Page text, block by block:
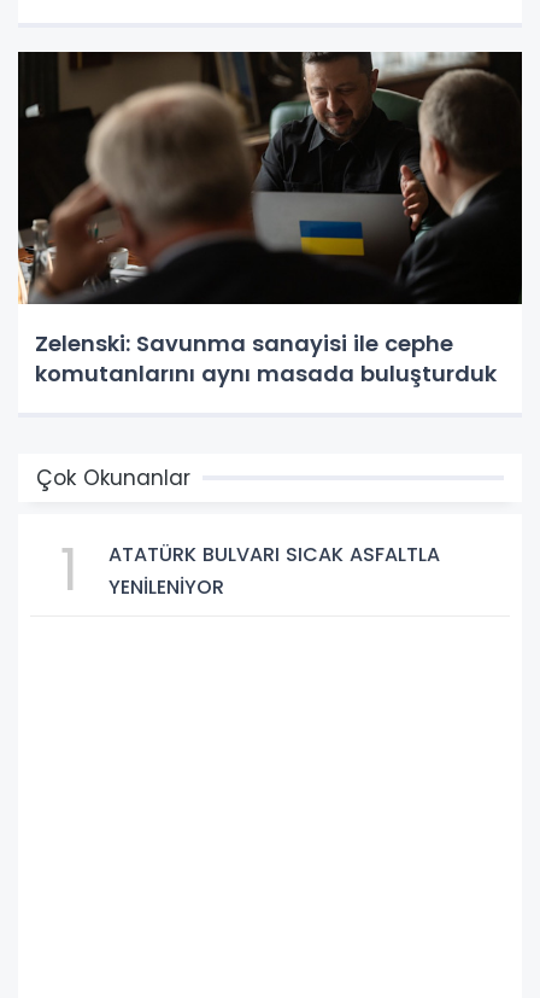
Zelenski: Savunma sanayisi ile cephe
komutanlarını aynı masada buluşturduk
Çok Okunanlar
1
ATATÜRK BULVARI SICAK ASFALTLA
YENİLENİYOR